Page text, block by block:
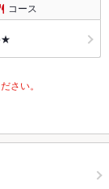
コース
★
さい。